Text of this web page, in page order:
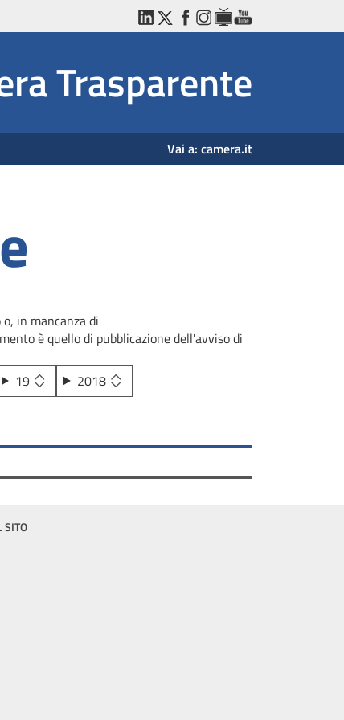
LinkedInTwitterFacebookInstagram
WebTVYouTube
Trasparente
Vai a: camera.it
in mancanza di
è quello di pubblicazione dell'avviso di
19 2018
SITO